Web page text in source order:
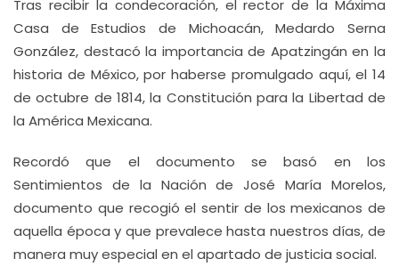
Tras recibir la condecoración, el rector de la Máxima
Casa de Estudios de Michoacán, Medardo Serna
González, destacó la importancia de Apatzingán en la
historia de México, por haberse promulgado aquí, el 14
de octubre de 1814, la Constitución para la Libertad de
la América Mexicana.
Recordó que el documento se basó en los
Sentimientos de la Nación de José María Morelos,
documento que recogió el sentir de los mexicanos de
aquella época y que prevalece hasta nuestros días, de
manera muy especial en el apartado de justicia social.